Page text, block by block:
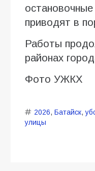
приводят в
Работы
районах
Фото УЖКХ
2026, Батайск,
улицы